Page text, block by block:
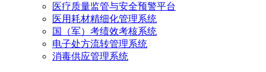
医疗质量监管与安全预警平台
医用耗材精细化管理系统
国（军）考绩效考核系统
电子处方流转管理系统
消毒供应管理系统